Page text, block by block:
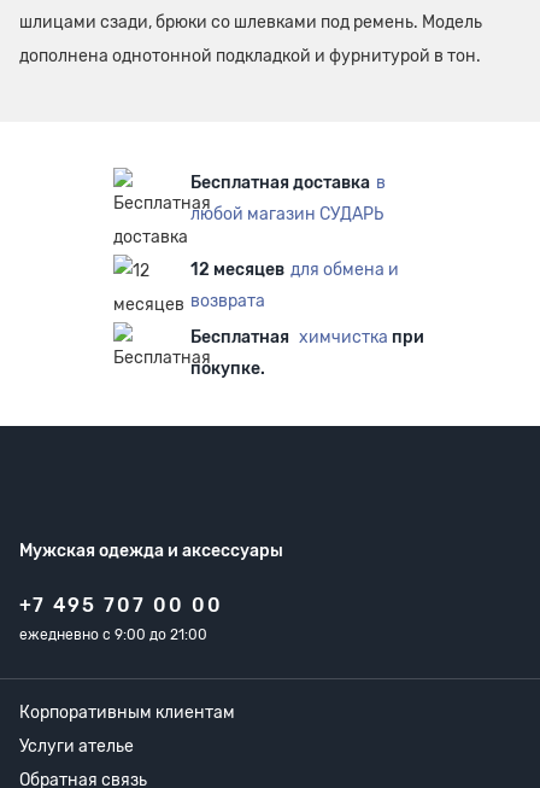
шлицами сзади, брюки со шлевками под ремень. Модель
дополнена однотонной подкладкой и фурнитурой в тон.
Бесплатная доставка в
любой магазин СУДАРЬ
12 месяцев для обмена и
возврата
Бесплатная химчистка при
покупке.
Мужская одежда и аксессуары
+7 495 707 00 00
ежедневно с 9:00 до 21:00
Корпоративным клиентам
Услуги ателье
Обратная связь